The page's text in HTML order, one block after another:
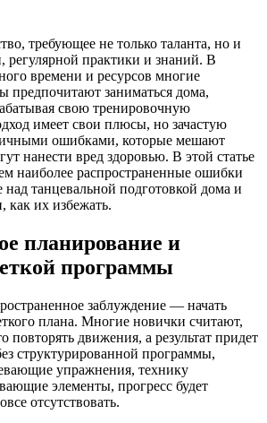
требующее не только таланта, но и
регулярной практики и знаний. В
времени и ресурсов многие
предпочитают заниматься дома,
свою тренировочную
имеет свои плюсы, но зачастую
ошибками, которые мешают
нанести вред здоровью. В этой статье
наиболее распространенные ошибки
над танцевальной подготовкой дома и
как их избежать.
планирование и
программы
заблуждение — начать
плана. Многие новички считают,
повторять движения, а результат придет
структурированной программы,
упражнения, технику
элементы, прогресс будет
отсутствовать.